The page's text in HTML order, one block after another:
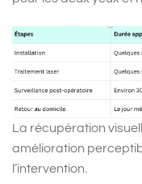
La récupération
amélioration
l’intervention.